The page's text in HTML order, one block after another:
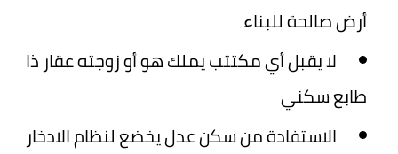
أرض صالحة للبناء
لا يقبل أي مكتتب يملك هو أو زوجته عقار ذا
طابع سكني
الاستفادة من سكن عدل يخضع لنظام الادخار